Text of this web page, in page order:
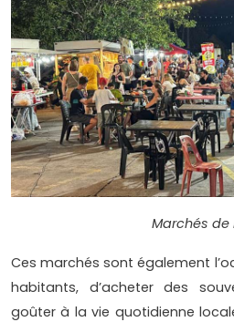
Marchés de
Ces marchés sont également
habitants, d’acheter des
goûter à la vie quotidienne